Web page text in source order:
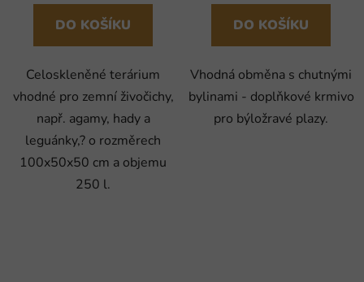
DO KOŠÍKU
Celoskleněné terárium
vhodné pro zemní živočichy,
např. agamy, hady a
leguánky,? o rozměrech
100x50x50 cm a objemu
250 l.
DO KOŠÍKU
Vhodná obměna s chutnými
bylinami - doplňkové krmivo
pro býložravé plazy.